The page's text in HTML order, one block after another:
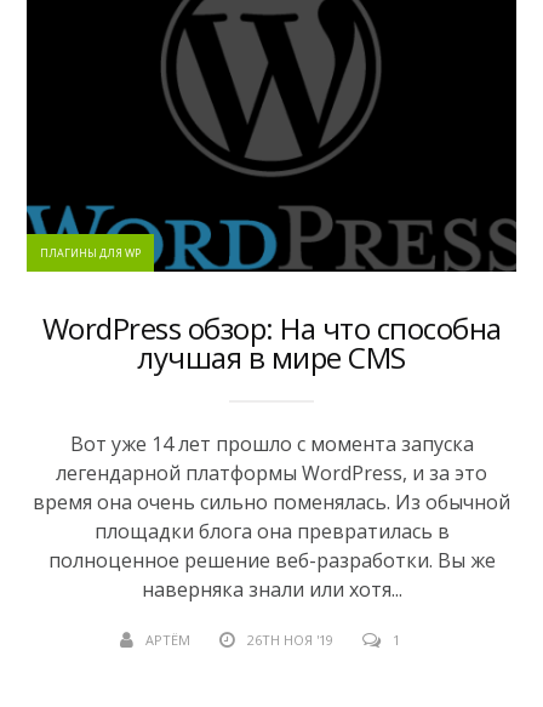
ПЛАГИНЫ ДЛЯ WP
WordPress обзор: На что способна
лучшая в мире CMS
Вот уже 14 лет прошло с момента запуска
легендарной платформы WordPress, и за это
время она очень сильно поменялась. Из обычной
площадки блога она превратилась в
полноценное решение веб-разработки. Вы же
наверняка знали или хотя...
АРТЁМ 26TH НОЯ '19 1